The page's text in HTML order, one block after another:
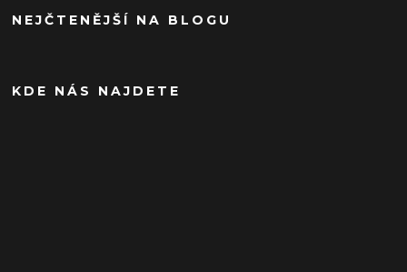
NEJČTENĚJŠÍ NA BLOGU
KDE NÁS NAJDETE